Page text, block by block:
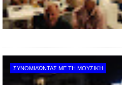
ΣΥΝΟΜΙΛΏΝΤΑΣ ΜΕ ΤΗ ΜΟΥΣΙΚΉ